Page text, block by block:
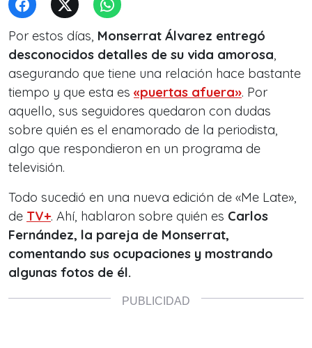
Por estos días, Monserrat Álvarez entregó
desconocidos detalles de su vida amorosa,
asegurando que tiene una relación hace bastante
tiempo y que esta es «puertas afuera». Por
aquello, sus seguidores quedaron con dudas
sobre quién es el enamorado de la periodista,
algo que respondieron en un programa de
televisión.
Todo sucedió en una nueva edición de «Me Late»,
de TV+. Ahí, hablaron sobre quién es Carlos
Fernández, la pareja de Monserrat,
comentando sus ocupaciones y mostrando
algunas fotos de él.